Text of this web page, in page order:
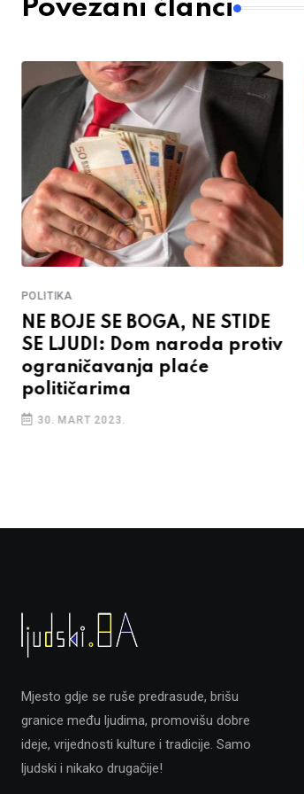
Povezani članci
POLITIKA
NE BOJE SE BOGA, NE STIDE
SE LJUDI: Dom naroda protiv
ograničavanja plaće
političarima
30. MART 2023.
Mjesto gdje se ruše predrasude, brišu
granice među ljudima, promovišu dobre
ideje, vrijednosti kulture i tradicije. Samo
ljudski i nikako drugačije!